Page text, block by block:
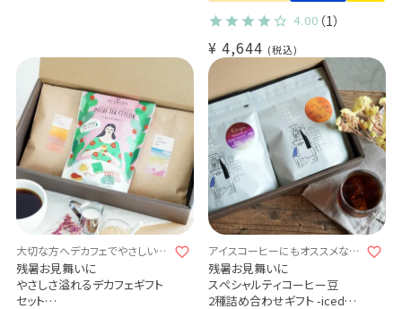
4.00 （1）
¥ 4,644 税込
大切な方へデカフェでやさしい贈
り物を
残暑お見舞いに
やさしさ溢れるデカフェギフト
セット
アイスコーヒーにもオススメなコ
ーヒー豆のギフトセット
残暑お見舞いに
スペシャルティコーヒー豆
2種詰め合わせギフト -iced